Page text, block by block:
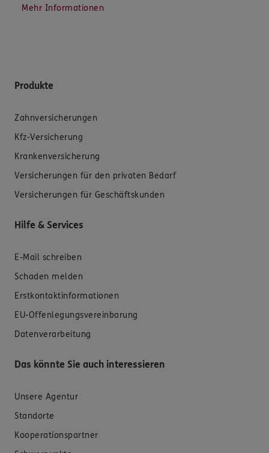
Mehr Informationen
Produkte
Zahnversicherungen
Kfz-Versicherung
Krankenversicherung
Versicherungen für den privaten Bedarf
Versicherungen für Geschäftskunden
Hilfe & Services
E-Mail schreiben
Schaden melden
Erstkontaktinformationen
EU-Offenlegungsvereinbarung
Datenverarbeitung
Das könnte Sie auch interessieren
Unsere Agentur
Standorte
Kooperationspartner